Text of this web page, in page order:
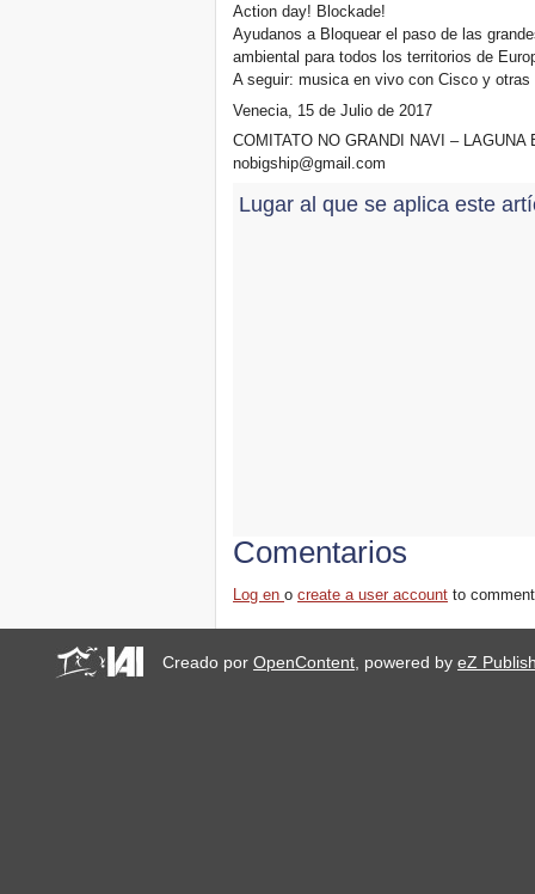
Action day! Blockade!
Ayudanos a Bloquear el paso de las
ambiental para todos los territorios de
A seguir: musica en vivo con Cisco y otras
Venecia, 15 de Julio de 2017
COMITATO NO GRANDI NAVI –
nobigship@gmail.com
Lugar al que se aplica este
Comentarios
Log enocreate a user account to
Creado porOpenContent, powered byeZ